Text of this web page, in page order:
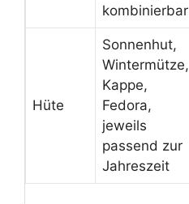
kombinierbar
Hüte
Sonnenhut,
Wintermütze,
Kappe,
Fedora,
jeweils
passend zur
Jahreszeit